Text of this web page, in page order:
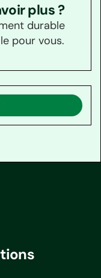
plus ?
durable
pour vous.